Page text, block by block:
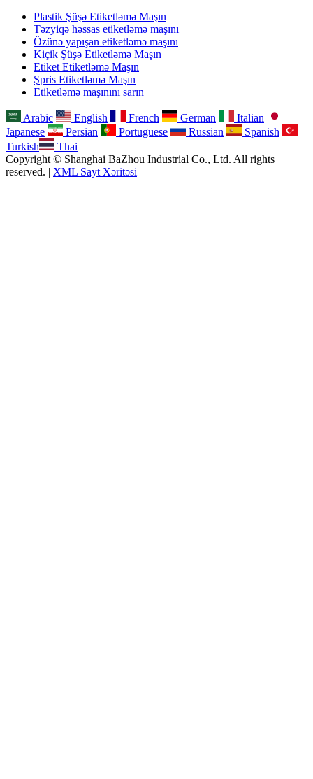
Plastik Şüşə Etiketləmə Maşın
Təzyiqə həssas etiketləmə maşını
Özünə yapışan etiketləmə maşını
Kiçik Şüşə Etiketləmə Maşın
Etiket Etiketləmə Maşın
Şpris Etiketləmə Maşın
Etiketləmə maşınını sarın
Arabic English French German
Italian
Japanese
Persian Portuguese Russian
Spanish
Turkish
Thai
Copyright © Shanghai BaZhou Industrial Co., Ltd. All rights
reserved. | XML Sayt Xəritəsi